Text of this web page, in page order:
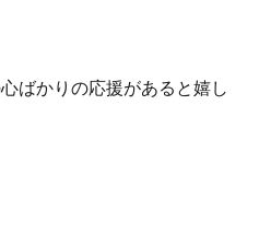
ばかりの応援があると嬉し